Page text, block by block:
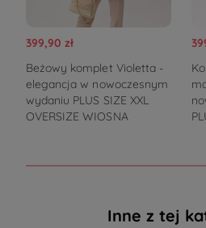
399,90 zł
Beżowy komplet Violetta -
elegancja w nowoczesnym
wydaniu PLUS SIZE XXL
OVERSIZE WIOSNA
Inne z tej